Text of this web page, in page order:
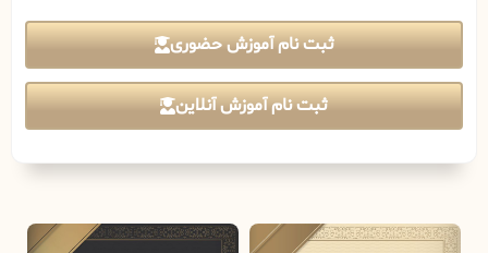
ثبت نام آموزش حضوری
ثبت نام آموزش آنلاین